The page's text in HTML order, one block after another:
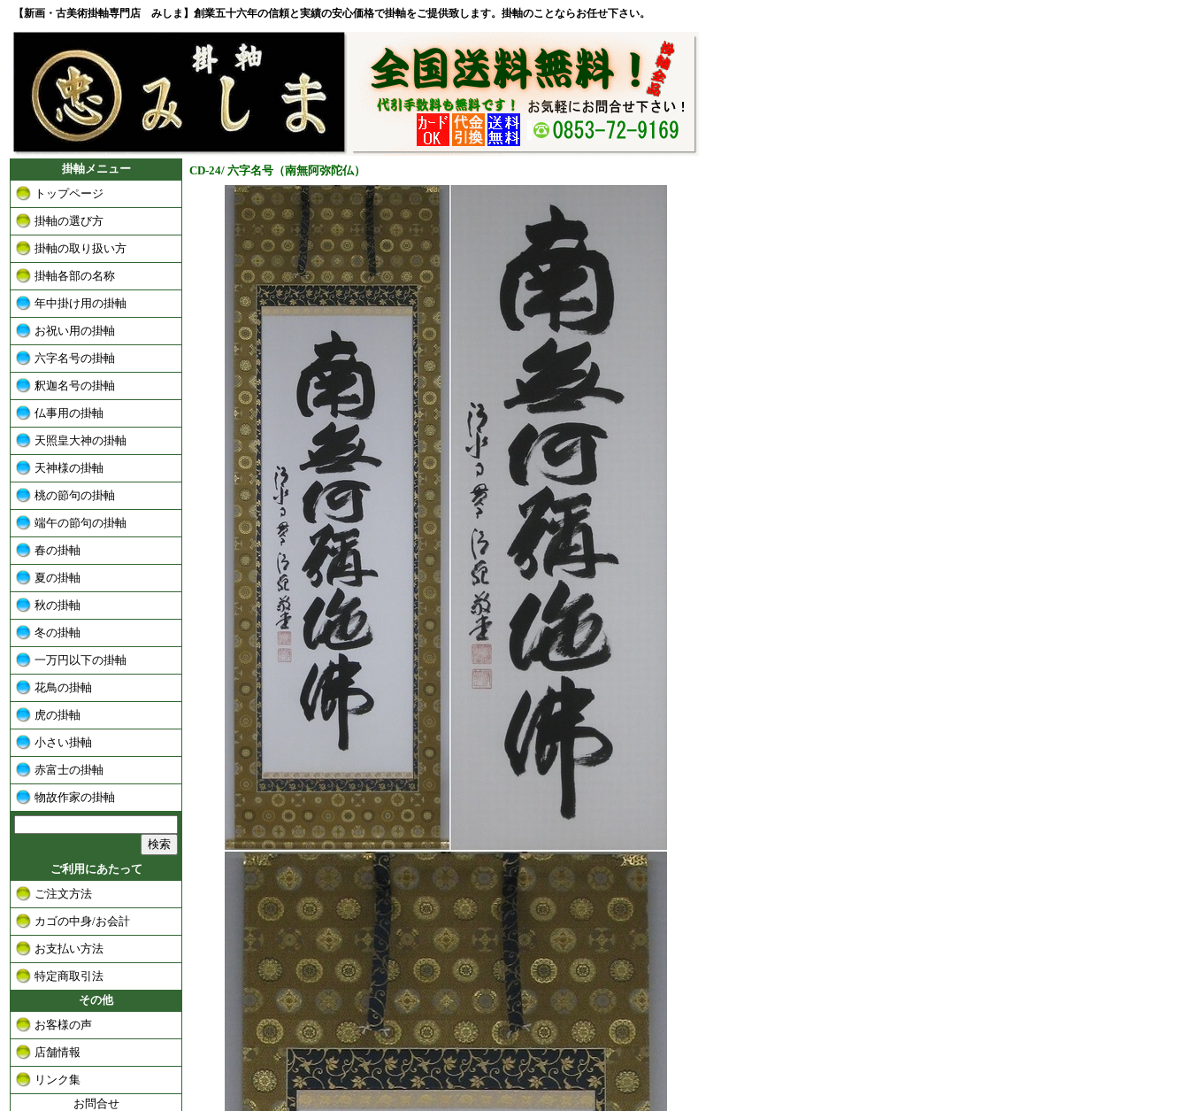
【新画・古美術掛軸専門店 みしま】創業五十六年の信頼と実績の安心価格で掛軸をご提供致します。掛軸のことならお任せ下さい。
掛軸メニュー
トップページ
掛軸の選び方
掛軸の取り扱い方
掛軸各部の名称
年中掛け用の掛軸
お祝い用の掛軸
六字名号の掛軸
釈迦名号の掛軸
仏事用の掛軸
天照皇大神の掛軸
天神様の掛軸
桃の節句の掛軸
端午の節句の掛軸
春の掛軸
夏の掛軸
秋の掛軸
冬の掛軸
一万円以下の掛軸
花鳥の掛軸
虎の掛軸
小さい掛軸
赤富士の掛軸
物故作家の掛軸
ご利用にあたって
ご注文方法
カゴの中身/お会計
お支払い方法
特定商取引法
その他
お客様の声
店舗情報
リンク集
お問合せ
CD-24/ 六字名号（南無阿弥陀仏）